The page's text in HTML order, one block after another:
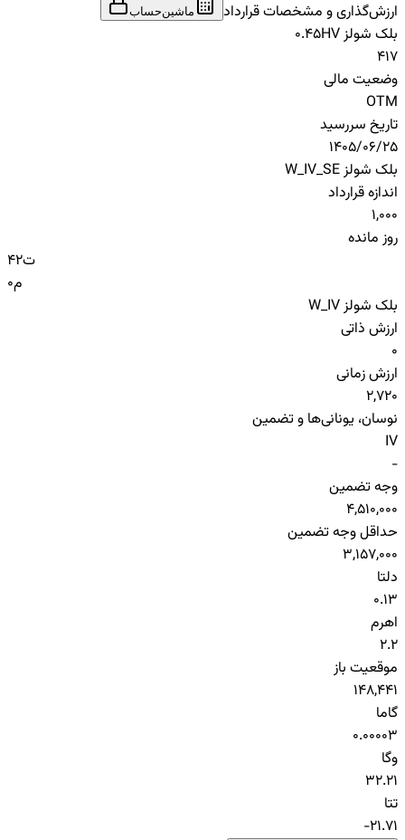
ارزش‌گذاری و مشخصات قرارداد
ماشین‌حساب
بلک شولز HV
0.45
417
وضعیت مالی
OTM
تاریخ سررسید
1405/06/25
بلک شولز W_IV_SE
اندازه قرارداد
1,000
روز مانده
42ت
0م
بلک شولز W_IV
ارزش ذاتی
0
ارزش زمانی
2,720
نوسان، یونانی‌ها و تضمین
IV
-
وجه تضمین
4,510,000
حداقل وجه تضمین
3,157,000
دلتا
0.13
اهرم
2.2
موقعیت باز
148,441
گاما
0.00003
وگا
32.21
تتا
-21.71